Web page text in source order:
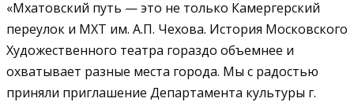
«Мхатовский путь — это не только Камергерский
переулок и МХТ им. А.П. Чехова. История Московского
Художественного театра гораздо объемнее и
охватывает разные места города. Мы с радостью
приняли приглашение Департамента культуры г.